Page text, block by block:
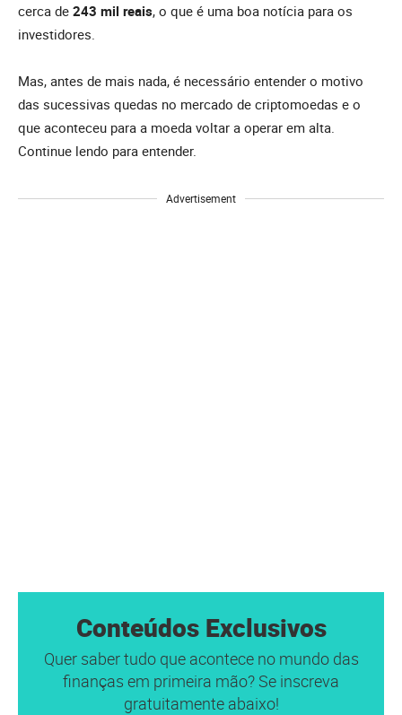
cerca de 243 mil reais, o que é uma boa notícia para os
investidores.
Mas, antes de mais nada, é necessário entender o motivo
das sucessivas quedas no mercado de criptomoedas e o
que aconteceu para a moeda voltar a operar em alta.
Continue lendo para entender.
Advertisement
Conteúdos Exclusivos
Quer saber tudo que acontece no mundo das
finanças em primeira mão? Se inscreva
gratuitamente abaixo!